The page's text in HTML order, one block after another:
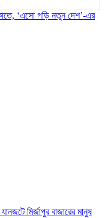
‘এসো গড়ি নতুন দেশ’-এর
মির্জাপুর বাজারের মানুষ